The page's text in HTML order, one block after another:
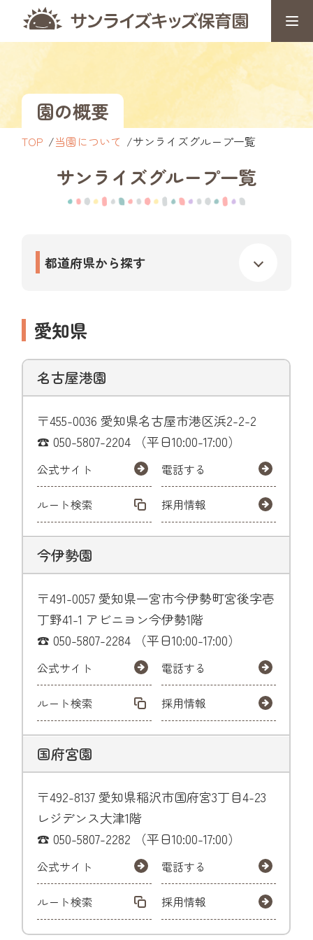
園の概要
TOP 当園について サンライズグループ一覧
サンライズグループ一覧
都道府県から探す
愛知県
名古屋港園
〒455-0036 愛知県名古屋市港区浜2-2-2
☎ 050-5807-2204 （平日10:00-17:00）
公式サイト 電話する
ルート検索 採用情報
今伊勢園
〒491-0057 愛知県一宮市今伊勢町宮後字壱
丁野41-1 アビニヨン今伊勢1階
☎ 050-5807-2284 （平日10:00-17:00）
公式サイト 電話する
ルート検索 採用情報
国府宮園
〒492-8137 愛知県稲沢市国府宮3丁目4-23
レジデンス大津1階
☎ 050-5807-2282 （平日10:00-17:00）
公式サイト 電話する
ルート検索 採用情報